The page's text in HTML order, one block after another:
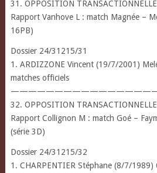
31. OPPOSITION TRANSACTIONNELLE
Rapport Vanhove L : match Magnée –
16PB)
Dossier 24/31215/31
1. ARDIZZONE Vincent (19/7/2001)
matches officiels
32. OPPOSITION TRANSACTIONNELLE
Rapport Collignon M : match Goé –
(série 3D)
Dossier 24/31215/32
1. CHARPENTIER Stéphane (8/7/1989)